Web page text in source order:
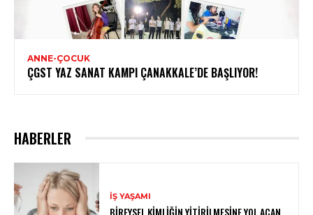
ANNE-ÇOCUK
ÇGST YAZ SANAT KAMPI ÇANAKKALE’DE BAŞLIYOR!
HABERLER
İŞ YAŞAMI
BIREYSEL KIMLIĞIN YITIRILMESINE YOL AÇAN